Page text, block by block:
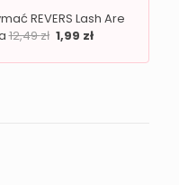
REVERS Lash Are
12,49zł 1,99 zł